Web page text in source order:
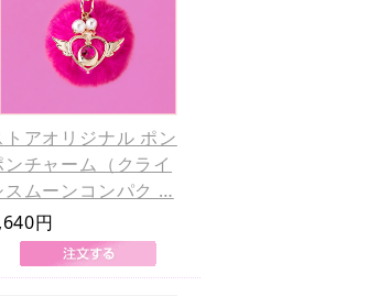
トアオリジナル ポン
ンチャーム（クライ
スムーンコンパク …
円